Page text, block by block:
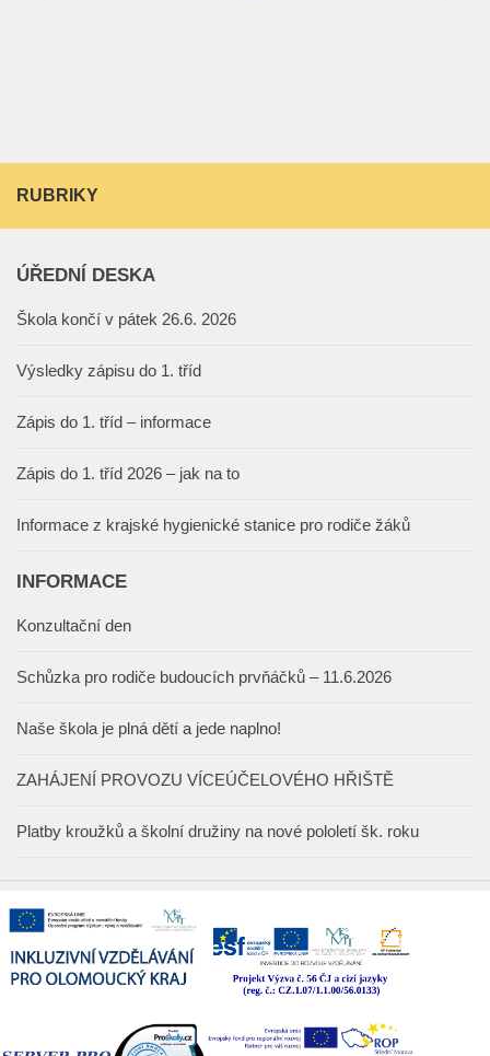
RUBRIKY
ÚŘEDNÍ DESKA
Škola končí v pátek 26.6. 2026
Výsledky zápisu do 1. tříd
Zápis do 1. tříd – informace
Zápis do 1. tříd 2026 – jak na to
Informace z krajské hygienické stanice pro rodiče žáků
INFORMACE
Konzultační den
Schůzka pro rodiče budoucích prvňáčků – 11.6.2026
Naše škola je plná dětí a jede naplno!
ZAHÁJENÍ PROVOZU VÍCEÚČELOVÉHO HŘIŠTĚ
Platby kroužků a školní družiny na nové pololetí šk. roku